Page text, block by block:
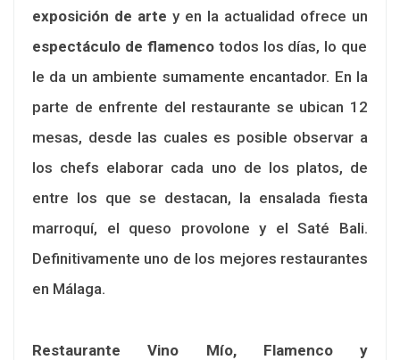
exposición de arte y en la actualidad ofrece un
espectáculo de flamencotodos los días, lo que
le da un ambiente sumamente encantador. En la
parte de enfrente del restaurante se ubican 12
mesas, desde las cuales es posible observar a
los chefs elaborar cada uno de los platos, de
entre los que se destacan, la ensalada fiesta
marroquí, el queso provolone y el Saté Bali.
Definitivamente uno de los mejores restaurantes
en Málaga.
Restaurante Vino Mío, Flamenco y